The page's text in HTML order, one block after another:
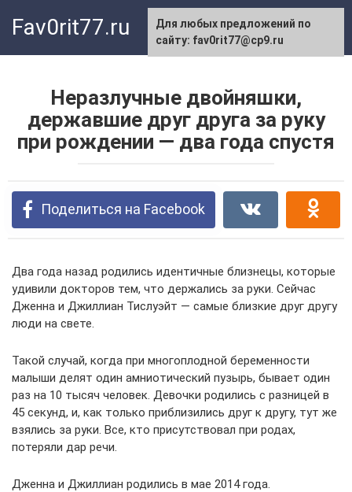
Fav0rit77.ru
Неразлучные двойняшки,
державшие друг друга за руку
при рождении — два года спустя
Поделиться на Facebook
Два года назад родились идентичные близнецы, которые
удивили докторов тем, что держались за руки. Сейчас
Дженна и Джиллиан Тислуэйт — самые близкие друг другу
люди на свете.
Такой случай, когда при многоплодной беременности
малыши делят один амниотический пузырь, бывает один
раз на 10 тысяч человек. Девочки родились с разницей в
45 секунд, и, как только приблизились друг к другу, тут же
взялись за руки. Все, кто присутствовал при родах,
потеряли дар речи.
Дженна и Джиллиан родились в мае 2014 года.
Для любых предложений по
сайту: fav0rit77@cp9.ru